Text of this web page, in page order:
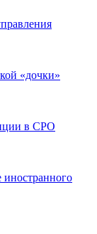
«дочки»
в СРО